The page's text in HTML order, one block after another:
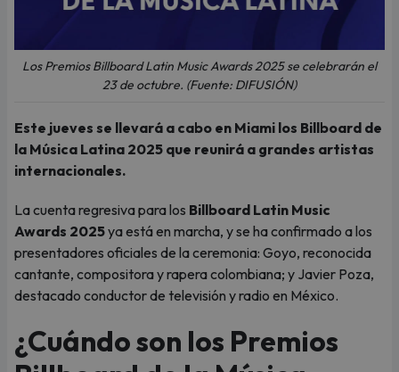
Los Premios Billboard Latin Music Awards 2025 se celebrarán el
23 de octubre. (Fuente: DIFUSIÓN)
Este jueves se llevará a cabo en Miami los Billboard de
la Música Latina 2025 que reunirá a grandes artistas
internacionales.
La cuenta regresiva para los Billboard Latin Music
Awards 2025ya está en marcha, y se ha confirmado a los
presentadores oficiales de la ceremonia: Goyo, reconocida
cantante, compositora y rapera colombiana; y Javier Poza,
destacado conductor de televisión y radio en México.
¿Cuándo son los Premios